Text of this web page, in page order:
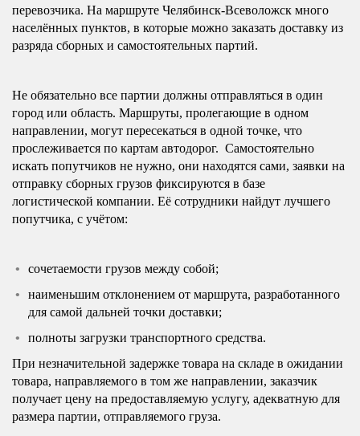
перевозчика. На маршруте Челябинск-Всеволожск много
населённых пунктов, в которые можно заказать доставку из
разряда сборных и самостоятельных партий.
Не обязательно все партии должны отправляться в один
город или область. Маршруты, пролегающие в одном
направлении, могут пересекаться в одной точке, что
прослеживается по картам автодорог. Самостоятельно
искать попутчиков не нужно, они находятся сами, заявки на
отправку сборных грузов фиксируются в базе
логистической компании. Её сотрудники найдут лучшего
попутчика, с учётом:
сочетаемости грузов между собой;
наименьшим отклонением от маршрута, разработанного
для самой дальней точки доставки;
полноты загрузки транспортного средства.
При незначительной задержке товара на складе в ожидании
товара, направляемого в том же направлении, заказчик
получает цену на предоставляемую услугу, адекватную для
размера партии, отправляемого груза.